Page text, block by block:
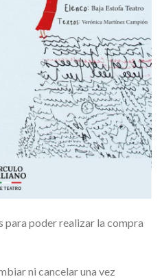
para poder realizar la compra
ni cancelar una vez